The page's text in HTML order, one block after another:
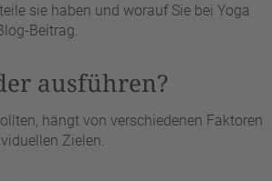
sie haben und worauf Sie bei Yoga
Beitrag.
ausführen?
hängt von verschiedenen Faktoren
Zielen.